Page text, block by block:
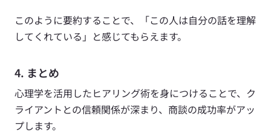
このように要約することで、「この人は自分の話を理解
してくれている」と感じてもらえます。
4. まとめ
心理学を活用したヒアリング術を身につけることで、ク
ライアントとの信頼関係が深まり、商談の成功率がアッ
プします。